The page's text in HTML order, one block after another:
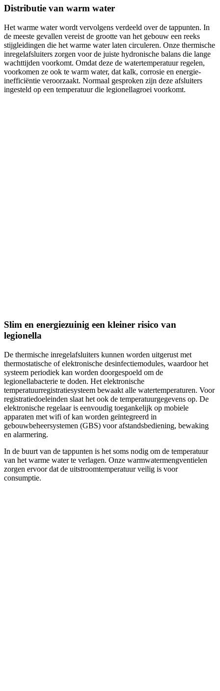
Distributie van warm water
Het warme water wordt vervolgens verdeeld over de tappunten. In
de meeste gevallen vereist de grootte van het gebouw een reeks
stijgleidingen die het warme water laten circuleren. Onze thermische
inregelafsluiters zorgen voor de juiste hydronische balans die lange
wachttijden voorkomt. Omdat deze de watertemperatuur regelen,
voorkomen ze ook te warm water, dat kalk, corrosie en energie-
inefficiëntie veroorzaakt. Normaal gesproken zijn deze afsluiters
ingesteld op een temperatuur die legionellagroei voorkomt.
Slim en energiezuinig een kleiner risico van
legionella
De thermische inregelafsluiters kunnen worden uitgerust met
thermostatische of elektronische desinfectiemodules, waardoor het
systeem periodiek kan worden doorgespoeld om de
legionellabacterie te doden. Het elektronische
temperatuurregistratiesysteem bewaakt alle watertemperaturen. Voor
registratiedoeleinden slaat het ook de temperatuurgegevens op. De
elektronische regelaar is eenvoudig toegankelijk op mobiele
apparaten met wifi of kan worden geïntegreerd in
gebouwbeheersystemen (GBS) voor afstandsbediening, bewaking
en alarmering.
In de buurt van de tappunten is het soms nodig om de temperatuur
van het warme water te verlagen. Onze warmwatermengventielen
zorgen ervoor dat de uitstroomtemperatuur veilig is voor
consumptie.